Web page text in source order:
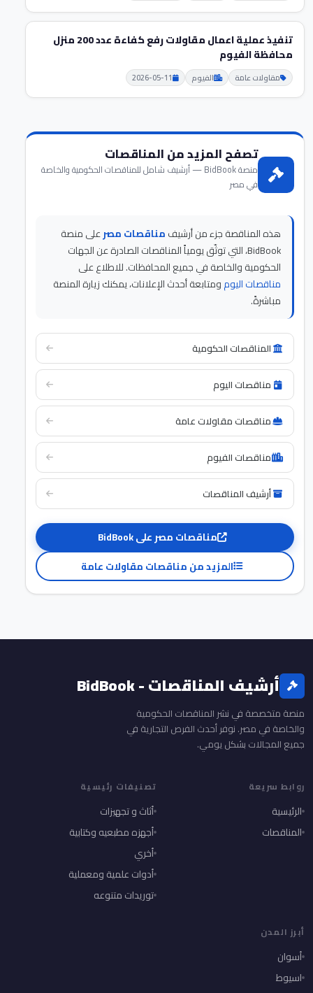
تنفيذ عملية اعمال مقاولات رفع كفاءة عدد 200 منزل
محافظة الفيوم
مقاولات عامة الفيوم 2026-05-11
تصفح المزيد من المناقصات
منصة BidBook — أرشيف شامل للمناقصات الحكومية والخاصة
في مصر
هذه المناقصة جزء من أرشيفمناقصات مصرعلى منصة
BidBook، التي توثّق يومياً المناقصات الصادرة عن الجهات
الحكومية والخاصة في جميع المحافظات. للاطلاع على
مناقصات اليومومتابعة أحدث الإعلانات، يمكنك زيارة المنصة
مباشرةً.
المناقصات الحكومية
مناقصات اليوم
مناقصات مقاولات عامة
مناقصات الفيوم
أرشيف المناقصات
مناقصات مصر على BidBook
المزيد من مناقصات مقاولات عامة
أرشيف المناقصات - BidBook
منصة متخصصة في نشر المناقصات الحكومية
والخاصة في مصر. نوفر أحدث الفرص التجارية في
جميع المجالات بشكل يومي.
روابط سريعة
الرئيسية
المناقصات
تصنيفات رئيسية
أثاث و تجهيزات
أجهزه مطبعيه وكتابية
أخري
أدوات علمية ومعملية
توريدات متنوعه
أبرز المدن
أسوان
اسيوط